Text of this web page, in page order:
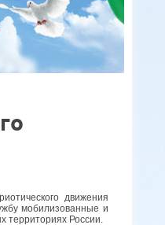
движения
мобилизованные и
России.